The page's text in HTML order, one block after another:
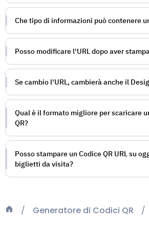
Generatore di Codici QR
Che tipo di informazioni può contenere
Posso modificare l'URL dopo aver
Se cambio l'URL, cambierà anche il
Qual è il formato migliore per scaricare
QR?
Posso stampare un Codice QR URL su
biglietti da visita?